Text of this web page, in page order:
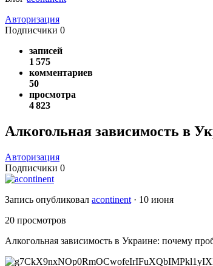
Авторизация
Подписчики 0
записей
1 575
комментариев
50
просмотра
4 823
Алкогольная зависимость в
Авторизация
Подписчики 0
Запись опубликовал acontinent · 10 июня
20 просмотров
Алкогольная зависимость в Украине: почему